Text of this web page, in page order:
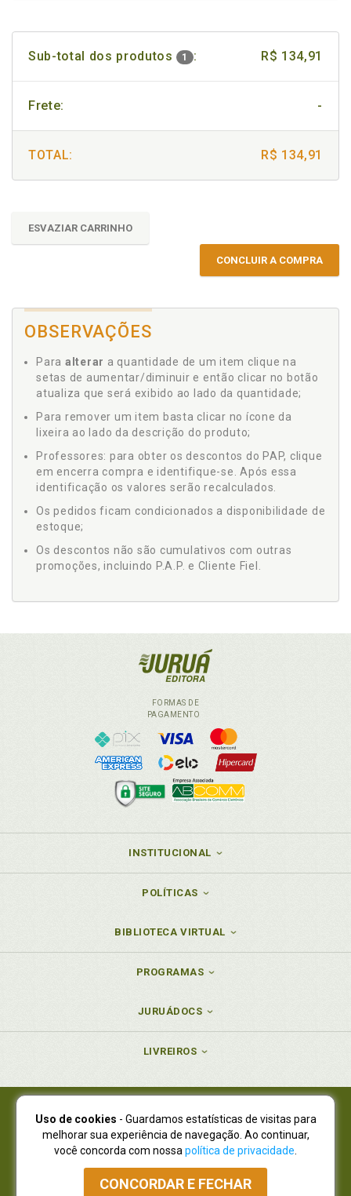
Sub-total dos produtos 1 : R$ 134,91
Frete: -
TOTAL: R$ 134,91
ESVAZIAR CARRINHO
CONCLUIR A COMPRA
OBSERVAÇÕES
Para alterar a quantidade de um item clique na
setas de aumentar/diminuir e então clicar no botão
atualiza que será exibido ao lado da quantidade;
Para remover um item basta clicar no ícone da
lixeira ao lado da descrição do produto;
Professores: para obter os descontos do PAP, clique
em encerra compra e identifique-se. Após essa
identificação os valores serão recalculados.
Os pedidos ficam condicionados a disponibilidade de
estoque;
Os descontos não são cumulativos com outras
promoções, incluindo P.A.P. e Cliente Fiel.
FORMAS DE
PAGAMENTO
INSTITUCIONAL
POLÍTICAS
BIBLIOTECA VIRTUAL
PROGRAMAS
JURUÁDOCS
LIVREIROS
Juruá Editora Ltda., CNPJ 77.535.508/0001-19
Juruá Informática Ltda., CNPJ 01.701.561/0001-80
NOVO ENDEREÇO:R. Flávio Dallegrave, 7665, São Lourenço |
Curitiba - Paraná - CEP 82210-310
Atendimento: (41) 4009-3900|Vendas Atacado: (41) 4009-3939
Uso de cookies - Guardamos estatísticas de visitas para
melhorar sua experiência de navegação. Ao continuar,
você concorda com nossa política de privacidade
CONCORDAR E FECHAR